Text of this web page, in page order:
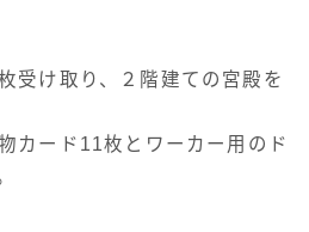
受け取り、２階建ての宮殿を
カード11枚とワーカー用のド